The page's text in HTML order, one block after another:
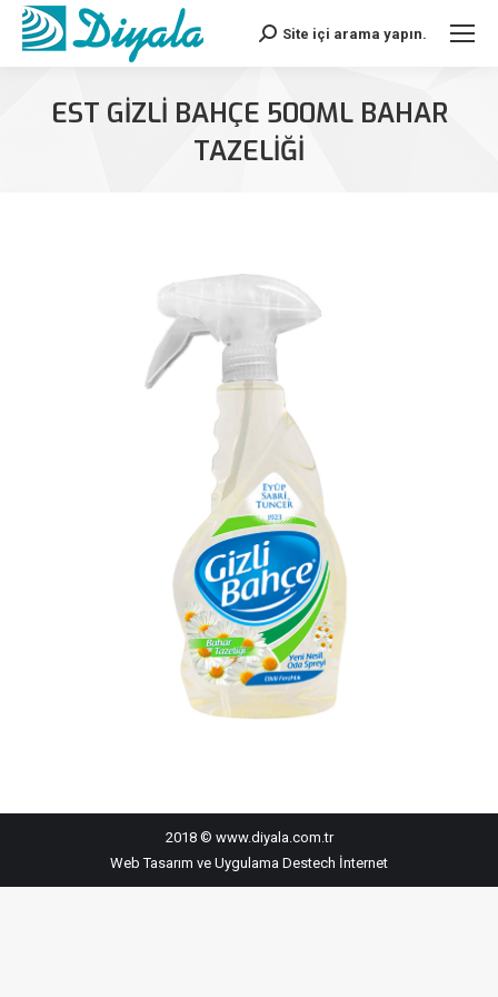
Search:Site içi arama yapın.
EST GIZLI BAHÇE 500ML BAHAR
TAZELIĞI
2018 © www.diyala.com.tr
Web Tasarım ve Uygulama Destech İnternet